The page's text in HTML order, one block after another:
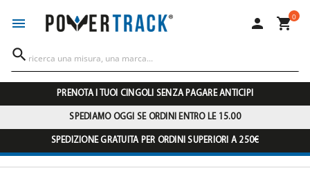
  0

PRENOTA I TUOI CINGOLI SENZA PAGARE ANTICIPI
SPEDIAMO OGGI SE ORDINI ENTRO LE 15.00
SPEDIZIONE GRATUITA PER ORDINI SUPERIORI A 250€